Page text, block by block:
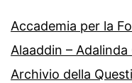
Accademia per la
Alaaddin – Adalinda
Archivio della